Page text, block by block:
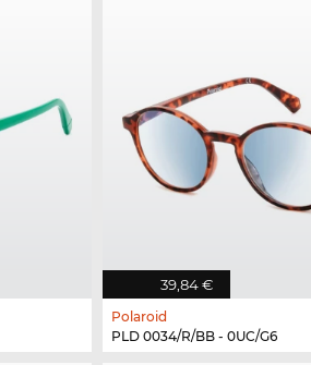
39,84 €
Polaroid
PLD 0034/R/BB - 0UC/G6